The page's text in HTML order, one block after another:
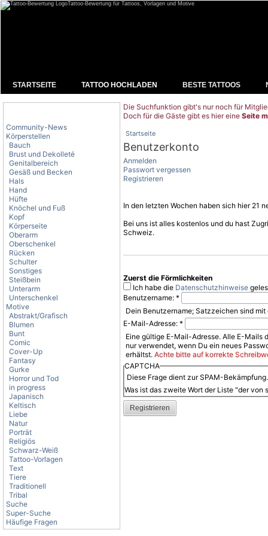
Tattoo-Bewertung für Tattoos, Vorlagen und Motive
STARTSEITE TATTOO HOCHLADEN BESTE TATTOOS
Community-News
Körperstellen
Bauch
Brust und Dekolleté
Genitalbereich
Gesäß und Becken
Hals
Hand
Hüfte
Knöchel und Fuß
Kopf
Körperseite
Oberarm
Oberschenkel
Rücken
Schulter
Sonstiges
Steißbein
Unterarm
Unterschenkel
Motive
Abstrakt/Grafisch
Blumen
Bunt
Comic
Cover-Up
Fantasy
Gurke
Horror und Tod
in progress
Japanisch
Keltisch
Liebe
Natur
Porträt
Religiös
Schwarz-Weiß
Tattoo-Vorlagen
Text
Tiere
Traditionell
Tribal
Suche
Super-Suche
Häufige Fragen
Die Suchfunktion gibt's nur noch für
Doch für die Gäste gibt es hier eine Seite
Startseite
Benutzerkonto
Anmelden
Passwort vergessen
Registrieren
In den letzten Wochen haben sich hier 21
Bei uns ist alles kostenlos und du hast
Schweiz.
Zuerst die Förmlichkeiten
Ich habe die Datenschutzhinweise
Benutzername: *
Dein Benutzername; Satzzeichen sind
E-Mail-Adresse: *
Eine gültige E-Mail-Adresse. Alle E-Mails
nur verwendet, wenn Du ein neues
erhältst. Achte bitte auf korrekte
CAPTCHA
Diese Frage dient zur SPAM-
Was ist das zweite Wort der Liste "der